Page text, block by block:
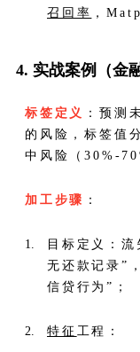
召回率 ，
4. 实战案例（金
标签定义
：预测
的风险，标签值
中风险（30%-
加工步骤 ：
目标定义：
无还款记录”
信贷行为”；
特征 工程：